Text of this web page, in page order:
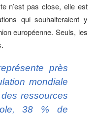
n’est pas close, elle est
qui souhaiteraient y
européenne. Seuls, les
près
mondiale
ressources
38 % de